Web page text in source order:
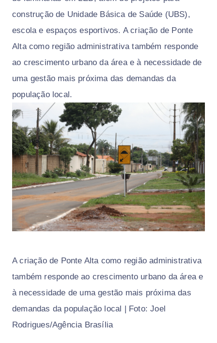
construção de Unidade Básica de Saúde (UBS),
escola e espaços esportivos. A criação de Ponte
Alta como região administrativa também responde
ao crescimento urbano da área e à necessidade de
uma gestão mais próxima das demandas da
população local.
A criação de Ponte Alta como região administrativa
também responde ao crescimento urbano da área e
à necessidade de uma gestão mais próxima das
demandas da população local | Foto: Joel
Rodrigues/Agência Brasília